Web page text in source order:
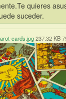
quieres
suceder.
cards.jpg 237.32 KB